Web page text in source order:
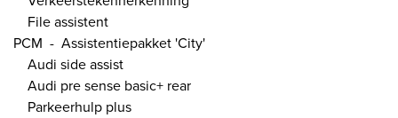
File assistent
PCM - Assistentiepakket 'City'
Audi side assist
Audi pre sense basic+ rear
Parkeerhulp plus